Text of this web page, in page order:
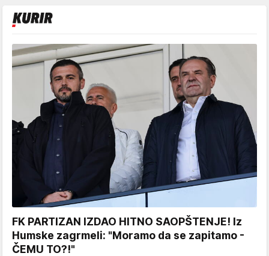
FK PARTIZAN IZDAO HITNO SAOPŠTENJE! Iz
Humske zagrmeli: "Moramo da se zapitamo -
ČEMU TO?!"